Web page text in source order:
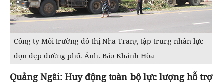
Công ty Môi trường đô thị Nha Trang tập trung nhân lực
dọn dẹp đường phố. Ảnh: Báo Khánh Hòa
Quảng Ngãi: Huy động toàn bộ lực lượng hỗ trợ